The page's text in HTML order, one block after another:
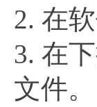
2. 在
3. 在
文件。